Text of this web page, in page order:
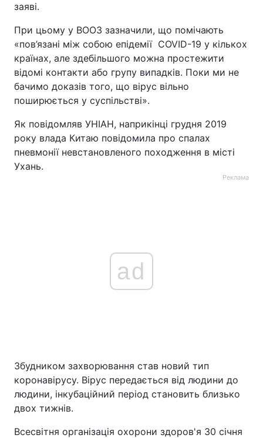
заяві.
При цьому у ВООЗ зазначили, що помічають
«пов’язані між собою епідемії COVID-19 у кількох
країнах, але здебільшого можна простежити
відомі контакти або групу випадків. Поки ми не
бачимо доказів того, що вірус вільно
поширюється у суспільстві».
Як повідомляв УНІАН, наприкінці грудня 2019
року влада Китаю повідомила про спалах
пневмонії невстановленого походження в місті
Ухань.
Реклама
ad
Збудником захворювання став новий тип
коронавірусу. Вірус передається від людини до
людини, інкубаційний період становить близько
двох тижнів.
Всесвітня організація охорони здоров'я 30 січня